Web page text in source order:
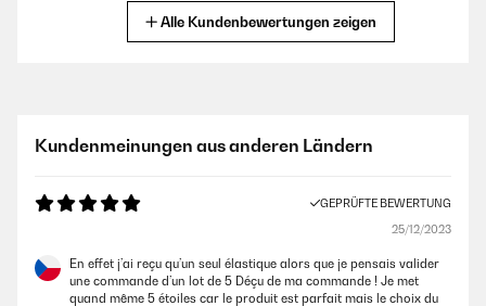
Not really satisfied with the equipment!
GEPRÜFTE BEWERTUNG
09/03/2022
In der Produktbeschreibung werden 5 Stück genannt, was leider nicht
Alle Kundenbewertungen zeigen
Kundenmeinungen aus anderen Ländern
GEPRÜFTE BEWERTUNG
25/12/2023
En effet j’ai reçu qu’un seul élastique alors que je pensais valider
une commande d’un lot de 5 Déçu de ma commande ! Je met
quand même 5 étoiles car le produit est parfait mais le choix du